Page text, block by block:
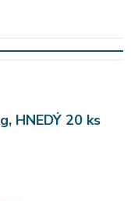
HNEDÝ 20 ks